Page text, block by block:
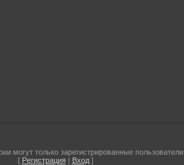
могут только зарегистрированные пользователи.
[ Регистрация| Вход]